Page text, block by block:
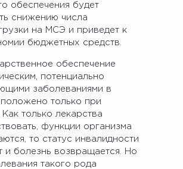
обеспечения будет
снижению числа
на МСЭ и приведет к
бюджетных средств.
обеспечение
потенциально
заболеваниями в
только при
только лекарства
функции организма
то статус инвалидности
и болезнь возвращается. Но
такого рода